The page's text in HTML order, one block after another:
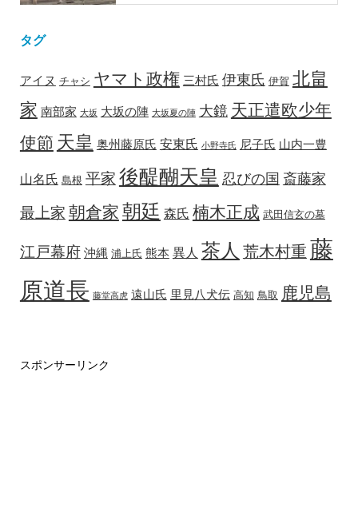
タグ
アイヌ チャシ ヤマト政権 三村氏 伊東氏 伊賀 北畠
家 南部家 大坂 大坂の陣 大坂夏の陣 大鏡 天正遣欧少年
使節 天皇 奥州藤原氏 安東氏 小野寺氏 尼子氏 山内一豊
山名氏 島根 平家 後醍醐天皇 忍びの国 斎藤家
最上家 朝倉家 朝廷 森氏 楠木正成 武田信玄の墓
江戸幕府 沖縄 浦上氏 熊本 異人 茶人 荒木村重 藤
原道長 藤堂高虎 遠山氏 里見八犬伝 高知 鳥取 鹿児島
スポンサーリンク